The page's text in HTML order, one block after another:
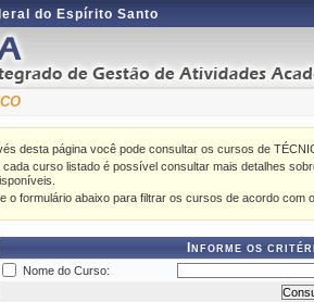
do Espírito Santo
desta página você pode consultar os cursos de
cada curso listado é possível consultar mais detalhes
o formulário abaixo para filtrar os cursos de acordo com
Informe os
Nome do Curso: